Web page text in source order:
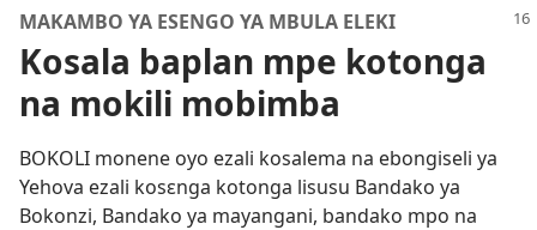
MAKAMBO YA ESENGO YA MBULA ELEKI
Kosala baplan mpe kotonga
na mokili mobimba
BOKOLI monene oyo ezali kosalema na ebongiseli ya
Yehova ezali kosɛnga kotonga lisusu Bandako ya
Bokonzi, Bandako ya mayangani, bandako mpo na